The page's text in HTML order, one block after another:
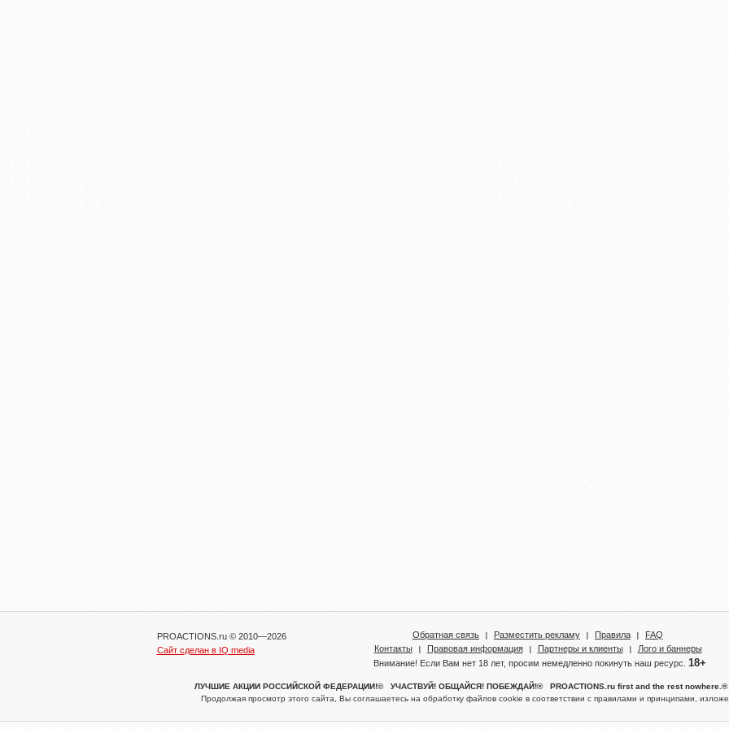
PROACTIONS.ru © 2010—2026
Сайт сделан в IQ media
Обратная связь Разместить рекламу Правила
FAQ
Контакты
Правовая информация Партнеры и клиенты
Лого и баннеры
Внимание! Если Вам нет 18 лет, просим немедленно покинуть наш ресурс. 18+
ЛУЧШИЕ АКЦИИ РОССИЙСКОЙ ФЕДЕРАЦИИ!© УЧАСТВУЙ! ОБЩАЙСЯ! ПОБЕЖДАЙ!® PROACTIONS.ru first and the rest
Продолжая просмотр этого сайта, Вы соглашаетесь на обработку файлов cookie в соответствии с правилами и принципами,